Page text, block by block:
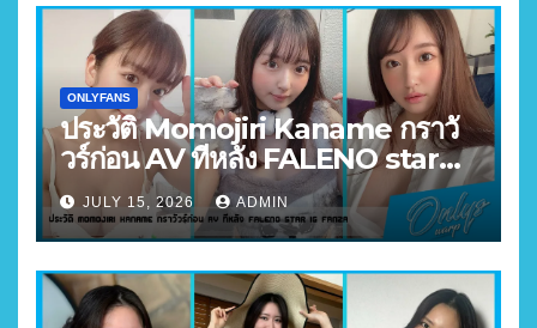
ONLYFANS
ประวัติ Momojiri Kaname กราวั
วร์ก่อน AV ทีหลัง FALENO star
FANZA อันดับ 3
JULY 15, 2026 ADMIN